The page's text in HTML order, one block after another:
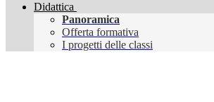
Didattica
Panoramica
Offerta formativa
I progetti delle classi